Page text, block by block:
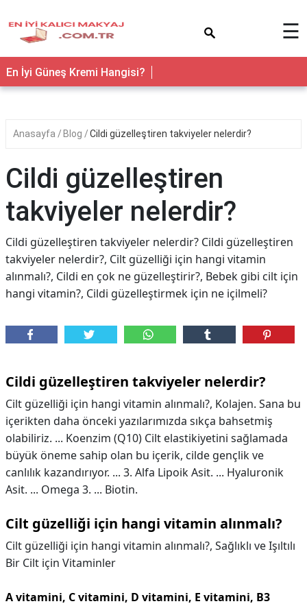
☰
En İyi Güneş Kremi Hangisi?
Anasayfa Blog Cildi güzelleştiren takviyeler nelerdir?
Cildi güzelleştiren
takviyeler nelerdir?
Cildi güzelleştiren takviyeler nelerdir? Cildi güzelleştiren
takviyeler nelerdir?, Cilt güzelliği için hangi vitamin
alınmalı?, Cildi en çok ne güzelleştirir?, Bebek gibi cilt için
hangi vitamin?, Cildi güzelleştirmek için ne içilmeli?
Cildi güzelleştiren takviyeler nelerdir?
Cilt güzelliği için hangi vitamin alınmalı?, Kolajen. Sana bu
içerikten daha önceki yazılarımızda sıkça bahsetmiş
olabiliriz. ... Koenzim (Q10) Cilt elastikiyetini sağlamada
büyük öneme sahip olan bu içerik, cilde gençlik ve
canlılık kazandırıyor. ... 3. Alfa Lipoik Asit. ... Hyaluronik
Asit. ... Omega 3. ... Biotin.
Cilt güzelliği için hangi vitamin alınmalı?
Cilt güzelliği için hangi vitamin alınmalı?, Sağlıklı ve Işıltılı
Bir Cilt için Vitaminler
A vitamini, C vitamini, D vitamini, E vitamini, B3